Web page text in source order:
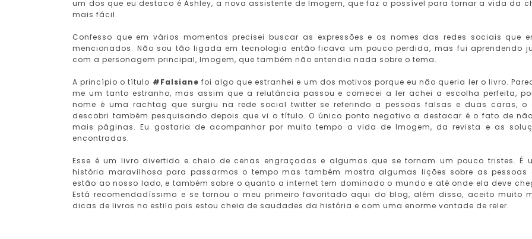
um dos que eu destaco é Ashley, a nova assistente de Imogem, que faz o possível para tornar a vida da
mais fácil.
Confesso que em vários momentos precisei buscar as expressões e os nomes das redes sociais que
mencionados. Não sou tão ligada em tecnologia então ficava um pouco perdida, mas fui aprendendo
com a personagem principal, Imogem, que também não entendia nada sobre o tema.
A princípio o título #Falsiane foi algo que estranhei e um dos motivos porque eu não queria ler o livro.
me um tanto estranho, mas assim que a relutância passou e comecei a ler achei a escolha perfeita,
nome é uma rachtag que surgiu na rede social twitter se referindo a pessoas falsas e duas caras, o
descobri também pesquisando depois que vi o título. O único ponto negativo a destacar é o fato de
mais páginas. Eu gostaria de acompanhar por muito tempo a vida de Imogem, da revista e as
encontradas.
Esse é um livro divertido e cheio de cenas engraçadas e algumas que se tornam um pouco tristes. É
história maravilhosa para passarmos o tempo mas também mostra algumas lições sobre as pessoas
estão ao nosso lado, e também sobre o quanto a internet tem dominado o mundo e até onde ela deve
Está recomendadíssimo e se tornou o meu primeiro favoritado aqui do blog, além disso, aceito muito
dicas de livros no estilo pois estou cheia de saudades da história e com uma enorme vontade de reler.